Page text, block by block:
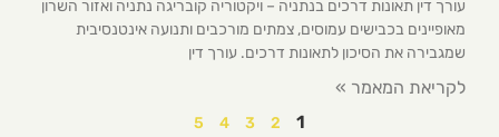
עורך דין תאונות דרכים בנתניה – ויקטוריה קובריגה נתניה ואזור השרון
מאופיינים בכבישים עמוסים, צמתים מורכבים ותנועה אינטנסיבית
שמגבירה את הסיכון לתאונות דרכים. עורך דין
לקריאת המאמר »
1
2
3
4
5